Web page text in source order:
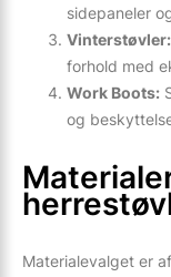
sidepaneler
Vinterstøvler:
forhold med
Work Boots:
og
Materialevalget er